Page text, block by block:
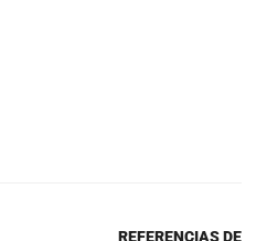
REFERENCIAS DE